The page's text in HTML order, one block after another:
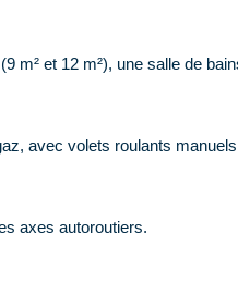
m² et 12 m²), une salle de
avec volets roulants
axes autoroutiers.